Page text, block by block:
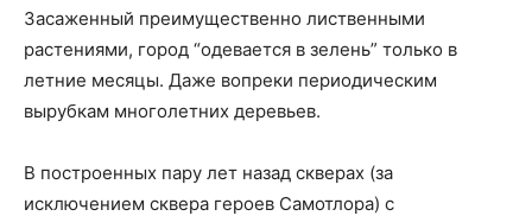
Засаженный преимущественно лиственными
растениями, город “одевается в зелень” только в
летние месяцы. Даже вопреки периодическим
вырубкам многолетних деревьев.
В построенных пару лет назад скверах (за
исключением сквера героев Самотлора) с